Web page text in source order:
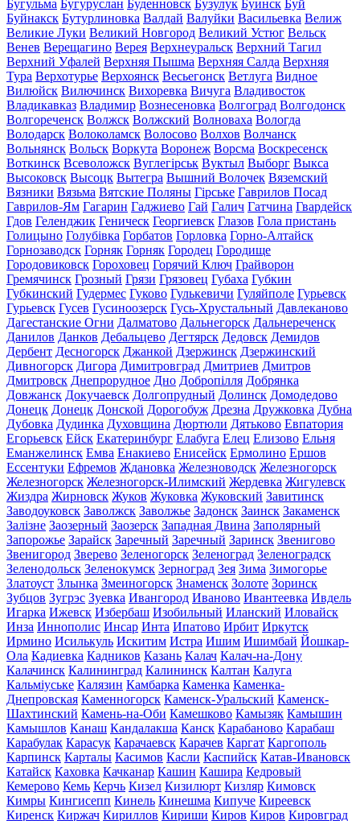
Бугульма Бугуруслан Буденновск Бузулук Буинск Буй
Буйнакск Бутурлиновка Валдай Валуйки Васильевка Велиж
Великие Луки Великий Новгород Великий Устюг Вельск
Венев Верещагино Верея Верхнеуральск Верхний Тагил
Верхний Уфалей Верхняя Пышма Верхняя Салда Верхняя
Тура Верхотурье Верхоянск Весьегонск Ветлуга Видное
Вилюйск Вилючинск Вихоревка Вичуга Владивосток
Владикавказ Владимир Вознесеновка Волгоград Волгодонск
Волгореченск Волжск Волжский Волноваха Вологда
Володарск Волоколамск Волосово Волхов Волчанск
Вольнянск Вольск Воркута Воронеж Ворсма Воскресенск
Воткинск Всеволожск Вуглегірськ Вуктыл Выборг Выкса
Высоковск Высоцк Вытегра Вышний Волочек Вяземский
Вязники Вязьма Вятские Поляны Гірське Гаврилов Посад
Гаврилов-Ям Гагарин Гаджиево Гай Галич Гатчина Гвардейск
Гдов Геленджик Геническ Георгиевск Глазов Гола пристань
Голицыно Голубівка Горбатов Горловка Горно-Алтайск
Горнозаводск Горняк Горняк Городец Городище
Городовиковск Гороховец Горячий Ключ Грайворон
Гремячинск Грозный Грязи Грязовец Губаха Губкин
Губкинский Гудермес Гуково Гулькевичи Гуляйполе Гурьевск
Гурьевск Гусев Гусиноозерск Гусь-Хрустальный Давлеканово
Дагестанские Огни Далматово Дальнегорск Дальнереченск
Данилов Данков Дебальцево Дегтярск Дедовск Демидов
Дербент Десногорск Джанкой Дзержинск Дзержинский
Дивногорск Дигора Димитровград Дмитриев Дмитров
Дмитровск Днепрорудное Дно Добропілля Добрянка
Довжанск Докучаевск Долгопрудный Долинск Домодедово
Донецк Донецк Донской Дорогобуж Дрезна Дружковка Дубна
Дубовка Дудинка Духовщина Дюртюли Дятьково Евпатория
Егорьевск Ейск Екатеринбург Елабуга Елец Елизово Ельня
Еманжелинск Емва Енакиево Енисейск Ермолино Ершов
Ессентуки Ефремов Ждановка Железноводск Железногорск
Железногорск Железногорск-Илимский Жердевка Жигулевск
Жиздра Жирновск Жуков Жуковка Жуковский Завитинск
Заводоуковск Заволжск Заволжье Задонск Заинск Закаменск
Залізне Заозерный Заозерск Западная Двина Заполярный
Запорожье Зарайск Заречный Заречный Заринск Звенигово
Звенигород Зверево Зеленогорск Зеленоград Зеленоградск
Зеленодольск Зеленокумск Зерноград Зея Зима Зимогорье
Златоуст Злынка Змеиногорск Знаменск Золоте Зоринск
Зубцов Зугрэс Зуевка Ивангород Иваново Ивантеевка Ивдель
Игарка Ижевск Избербаш Изобильный Иланский Иловайск
Инза Иннополис Инсар Инта Ипатово Ирбит Иркутск
Ирмино Исилькуль Искитим Истра Ишим Ишимбай Йошкар-
Ола Кадиевка Кадников Казань Калач Калач-на-Дону
Калачинск Калининград Калининск Калтан Калуга
Кальміуське Калязин Камбарка Каменка Каменка-
Днепровская Каменногорск Каменск-Уральский Каменск-
Шахтинский Камень-на-Оби Камешково Камызяк Камышин
Камышлов Канаш Кандалакша Канск Карабаново Карабаш
Карабулак Карасук Карачаевск Карачев Каргат Каргополь
Карпинск Карталы Касимов Касли Каспийск Катав-Ивановск
Катайск Каховка Качканар Кашин Кашира Кедровый
Кемерово Кемь Керчь Кизел Кизилюрт Кизляр Кимовск
Кимры Кингисепп Кинель Кинешма Кипуче Киреевск
Киренск Киржач Кириллов Кириши Киров Киров Кировград